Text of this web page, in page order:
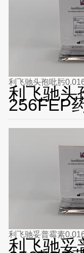
利飞驰头孢吡肟
利飞驰头
256FEP
利飞驰妥普霉素
利飞驰妥